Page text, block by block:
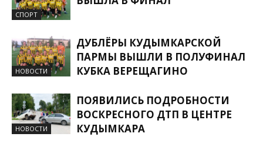
СПОРТ
НОВОСТИ
ДУБЛЁРЫ КУДЫМКАРСКОЙ
ПАРМЫ ВЫШЛИ В ПОЛУФИНАЛ
КУБКА ВЕРЕЩАГИНО
НОВОСТИ
ПОЯВИЛИСЬ ПОДРОБНОСТИ
ВОСКРЕСНОГО ДТП В ЦЕНТРЕ
КУДЫМКАРА